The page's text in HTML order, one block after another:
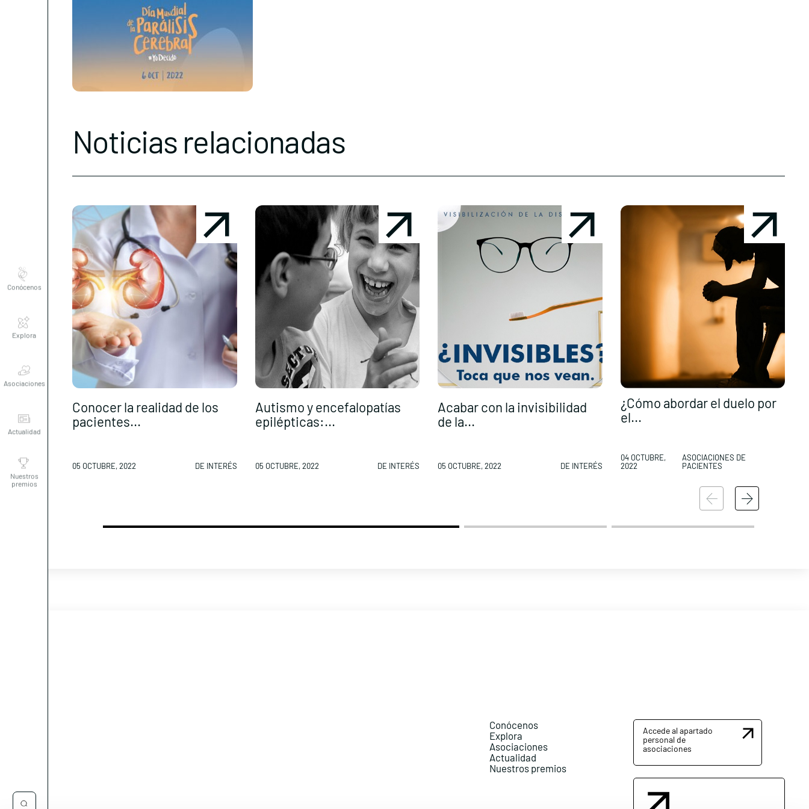
Conócenos
Explora
Asociaciones
Actualidad
Nuestros
premios
Noticias relacionadas
Conocer la realidad de los
pacientes...
05 OCTUBRE, 2022 DE INTERÉS
Autismo y encefalopatías
epilépticas:...
05 OCTUBRE, 2022 DE INTERÉS
Acabar con la invisibilidad
de la...
05 OCTUBRE, 2022 DE INTERÉS
¿Cómo abordar el duelo por
el...
04 OCTUBRE,
2022
ASOCIACIONES DE
PACIENTES
Conócenos
Explora
Asociaciones
Actualidad
Nuestros premios
Accede al apartado
personal de
asociaciones